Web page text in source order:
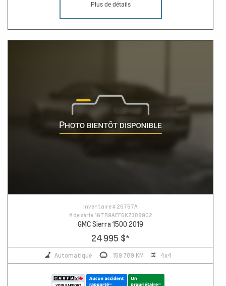
Plus de détails
Inventaire # 26767A
# de série 1GTR9AEF6KZ388902
GMC Sierra 1500 2019
24 995 $*
Automatique 159 789 KM 4x4